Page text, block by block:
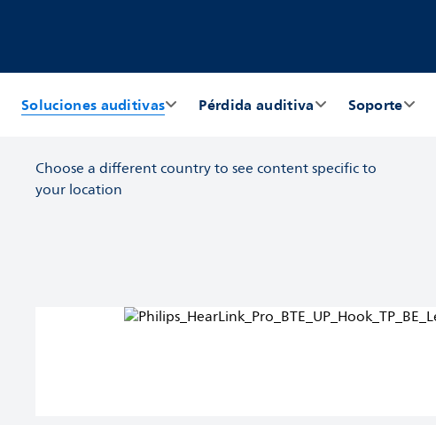
Soluciones auditivas Pérdida auditiva Soporte
Choose a different country to see content specific to
your location